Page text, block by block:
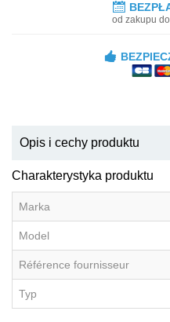
od zakupu
Opis i cechy produktu
Charakterystyka produktu
Marka
Model
Référence fournisseur
Typ